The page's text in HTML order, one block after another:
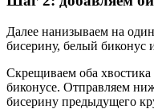
Далее нанизываем на
бисерину, белый биконус
Скрещиваем оба
биконусе. Отправляем
бисерину предыдущего